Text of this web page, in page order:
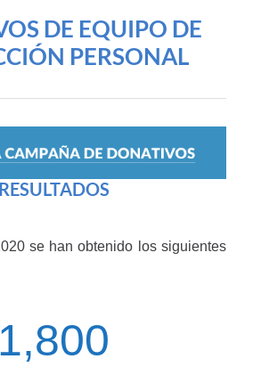
DE EQUIPO DE
PERSONAL
RESULTADOS
se han obtenido los siguientes
1,800